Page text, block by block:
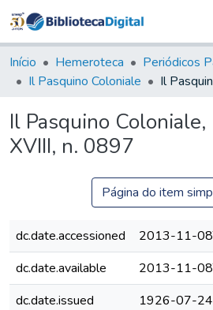
&
Coleções
Tudo na
Digital
Início Hemeroteca
Periódicos
Il Pasquino Coloniale
Il Pasquino
XVIII, n. 0897
Página do item
dc.date.accessioned
2013-11-
dc.date.available
2013-11-
dc.date.issued
1926-07-24